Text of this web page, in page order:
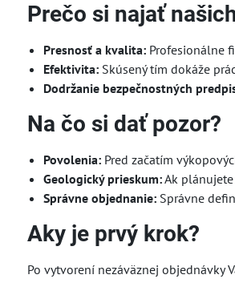
Prečo si najať
Presnosť a kvalita:Profesionálne
Efektivita:Skúsený tím dokáže
Dodržanie bezpečnostných
Na čo si dať pozor?
Povolenia:Pred začatím
Geologický prieskum:Ak plánujete
Správne objednanie:Správne
Aky je prvý krok?
Po vytvorení nezáväznej objednávky